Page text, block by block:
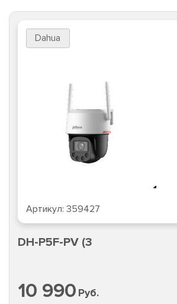
Dahua
Артикул: 359427
DH-P5F-PV (3
10 990 Руб.